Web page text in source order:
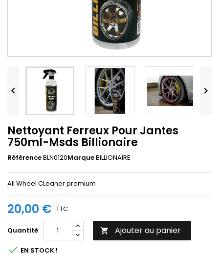
 
Nettoyant Ferreux Pour Jantes
750ml-Msds Billionaire
RéférenceBLN0120MarqueBILLIONAIRE
All Wheel CLeaner premium
20,00 € TTC
Quantité  Ajouter au panier
 EN STOCK !